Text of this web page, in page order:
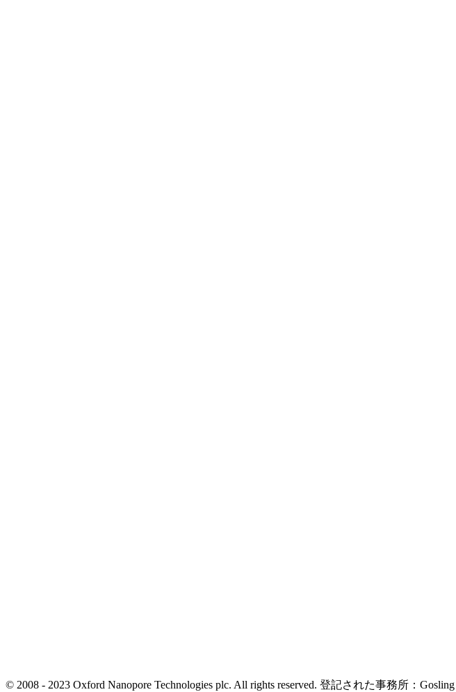
© 2008 - 2023 Oxford Nanopore Technologies plc. All rights reserved. 登記された事務所：